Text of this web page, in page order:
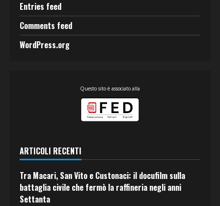
Entries feed
Comments feed
WordPress.org
Questo sito è associato alla
ARTICOLI RECENTI
Tra Macari, San Vito e Custonaci: il docufilm sulla
battaglia civile che fermò la raffineria negli anni
Settanta